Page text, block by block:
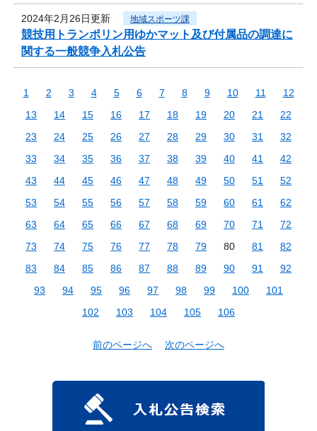
2024年2月26日更新 地域スポーツ課
競技用トランポリン用ゆかマット及び付属品の調達に
関する一般競争入札公告
1 2 3 4 5 6 7 8 9 10 11
12
13
14 15 16 17 18 19 20 21
22
23
24 25 26 27 28 29 30 31
32
33
34 35 36 37 38 39 40 41
42
43
44 45 46 47 48 49 50 51
52
53
54 55 56 57 58 59 60 61
62
63
64 65 66 67 68 69 70 71
72
73
74 75 76 77 78 79 80 81
82
83
84 85 86 87 88 89 90 91
92
93
94 95 96 97 98 99 100
101
102
103 104 105 106
前のページへ 次のページへ